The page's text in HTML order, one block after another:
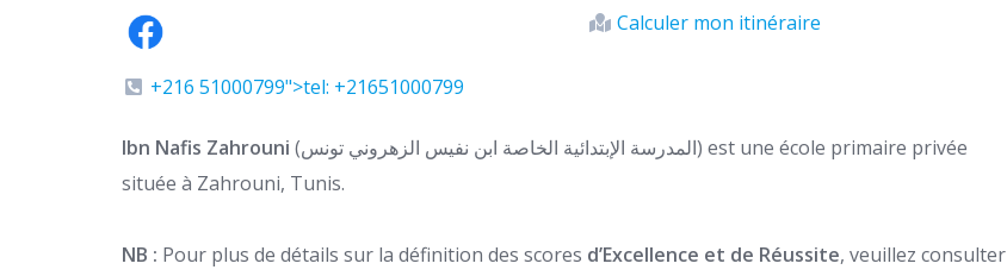
Calculer mon itinéraire
+216 51000799">tel: +21651000799
Ibn Nafis Zahrouni (المدرسة الإبتدائية الخاصة ابن نفيس الزهروني تونس) est une école primaire privée
située à Zahrouni, Tunis.
NB : Pour plus de détails sur la définition des scores d’Excellence et de Réussite, veuillez consulter